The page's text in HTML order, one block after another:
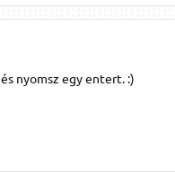
nyomsz egy entert. :)